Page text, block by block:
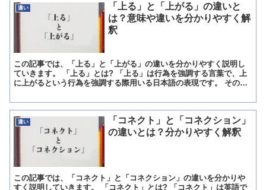
違い
「上る」と「上がる」の違いと
は？意味や違いを分かりやすく解
釈
この記事では、「上る」と「上がる」の違いを分かりやすく説明し
ていきます。 「上る」とは? 「上る」は行為を強調する言葉で、上
に上がるという行為を強調する際用いる日本語の表現です。 その
違い
「コネクト」と「コネクション」
の違いとは？分かりやすく解釈
この記事では、「コネクト」と「コネクション」の違いを分かりや
すく説明していきます。 「コネクト」とは? 「コネクト」は英語で